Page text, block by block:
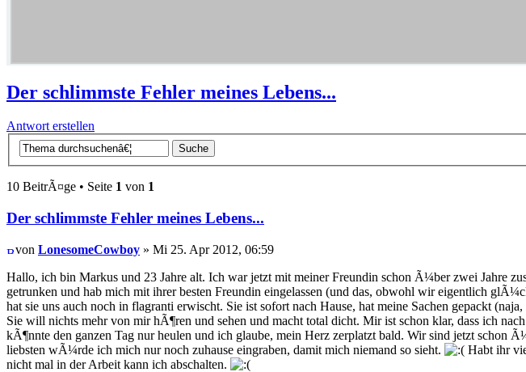
Der schlimmste Fehler meines Lebens...
Antwort erstellen
10 BeitrÃ¤ge • Seite 1 von 1
Der schlimmste Fehler meines Lebens...
von LonesomeCowboy » Mi 25. Apr 2012, 06:59
Hallo, ich bin Markus und 23 Jahre alt. Ich war jetzt mit meiner Freundin schon Ã¼ber zwei Jahre
getrunken und hab mich mit ihrer besten Freundin eingelassen (und das, obwohl wir eigentlich
hat sie uns auch noch in flagranti erwischt. Sie ist sofort nach Hause, hat meine Sachen gepackt
Sie will nichts mehr von mir hÃ¶ren und sehen und macht total dicht. Mir ist schon klar, dass ich
kÃ¶nnte den ganzen Tag nur heulen und ich glaube, mein Herz zerplatzt bald. Wir sind jetzt
liebsten wÃ¼rde ich mich nur noch zuhause eingraben, damit mich niemand so sieht.
Habt ihr
nicht mal in der Arbeit kann ich abschalten.